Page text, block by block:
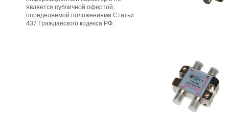
является публичной офертой,
определяемой положениями Статьи
437 Гражданского кодекса РФ.